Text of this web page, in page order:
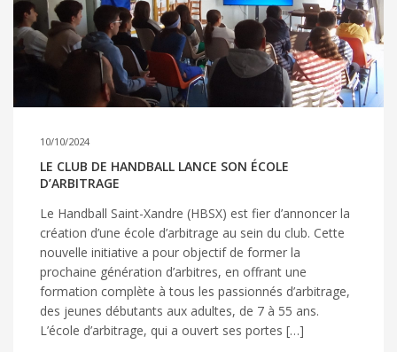
10/10/2024
LE CLUB DE HANDBALL LANCE SON ÉCOLE
D’ARBITRAGE
Le Handball Saint-Xandre (HBSX) est fier d’annoncer la
création d’une école d’arbitrage au sein du club. Cette
nouvelle initiative a pour objectif de former la
prochaine génération d’arbitres, en offrant une
formation complète à tous les passionnés d’arbitrage,
des jeunes débutants aux adultes, de 7 à 55 ans.
L’école d’arbitrage, qui a ouvert ses portes […]